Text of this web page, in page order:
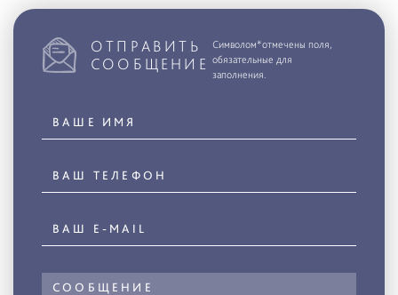
ОТПРАВИТЬ
СООБЩЕНИЕ
Символом*отмечены поля,
обязательные для
заполнения.